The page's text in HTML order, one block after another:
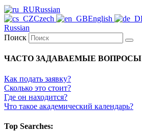
Russian
Czech
English
Russian
Поиск
ЧАСТО ЗАДАВАЕМЫЕ ВОПРОСЫ
Как подать заявку?
Сколько это стоит?
Где он находится?
Что такое академический календарь?
Top Searches: